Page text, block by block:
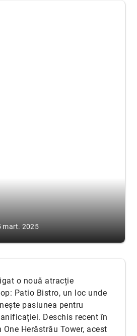
mart. 2025
o nouă atracție
Patio Bistro, un loc unde
pasiunea pentru
Deschis recent în
Herăstrău Tower, acest